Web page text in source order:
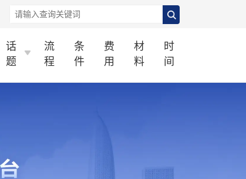
话
题
流
程
条
件
费
用
材
料
时
间